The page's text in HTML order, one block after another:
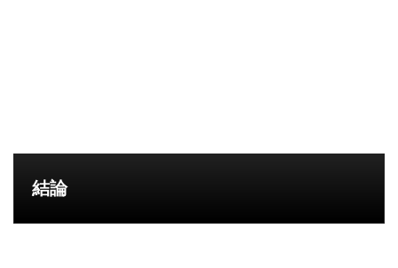
結論